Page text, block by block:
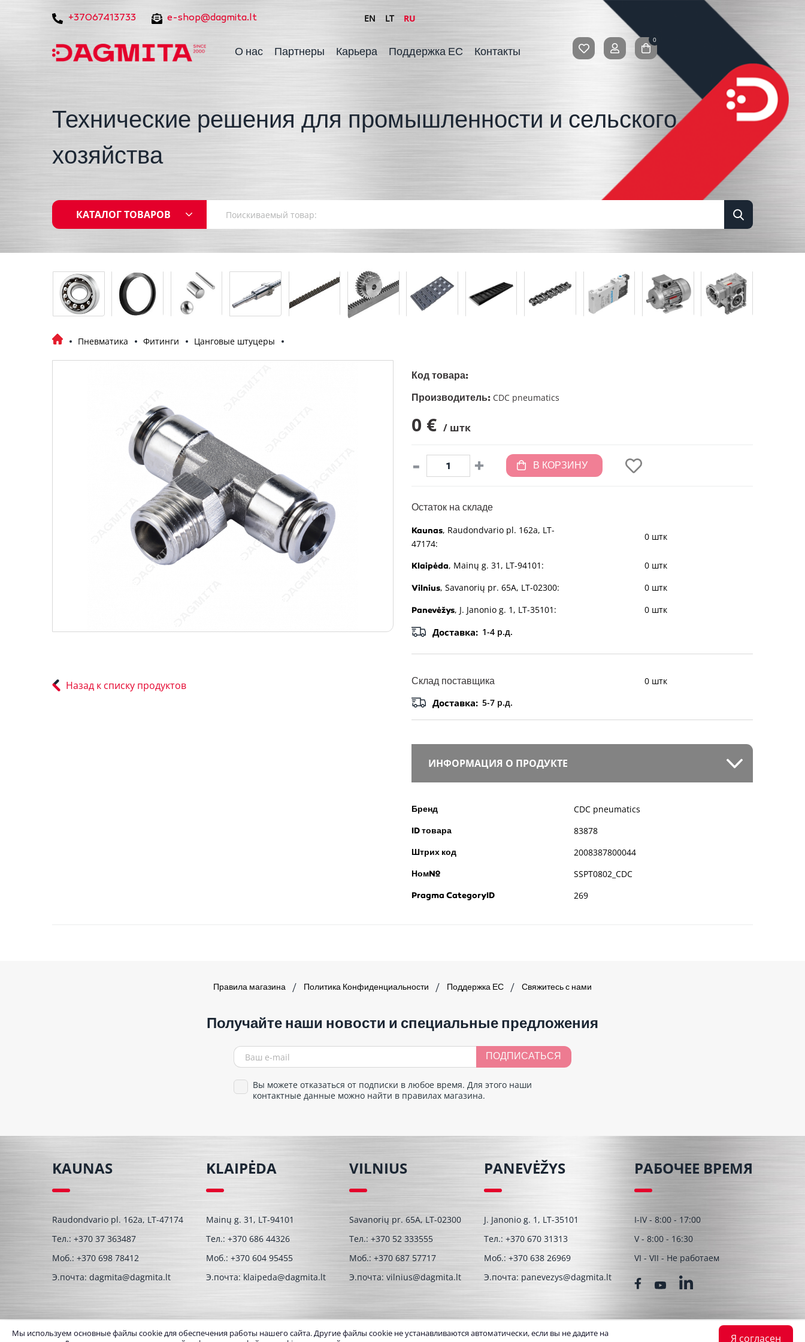
+37067413733 e-shop@dagmita.lt EN LT RU
О нас Партнеры Карьера Поддержка ЕС Контакты
0
Технические решения для промышленности и сельского
хозяйства
КАТАЛОГ ТОВАРОВ
Пневматика Фитинги Цанговые штуцеры
Назад к списку продуктов
Код товара:
Производитель: CDC pneumatics
0 € / штк
- + В КОРЗИНУ
Остаток на складе
Kaunas, Raudondvario pl. 162a, LT-
47174:
0 штк
Klaipėda, Mainų g. 31, LT-94101: 0 штк
Vilnius, Savanorių pr. 65A, LT-02300: 0 штк
Panevėžys, J. Janonio g. 1, LT-35101: 0 штк
Доставка: 1-4 р.д.
Склад поставщика 0 штк
Доставка: 5-7 р.д.
ИНФОРМАЦИЯ О ПРОДУКТЕ
Бренд CDC pneumatics
ID товара 83878
Штрих код 2008387800044
Ном№ SSPT0802_CDC
Pragma CategoryID 269
Правила магазина Политика Конфиденциальности Поддержка ЕС Свяжитесь с нами
Получайте наши новости и специальные предложения
ПОДПИСАТЬСЯ
Вы можете отказаться от подписки в любое время. Для этого наши
контактные данные можно найти в правилах магазина.
KAUNAS
Raudondvario pl. 162a, LT-47174
Тел.: +370 37 363487
Моб.: +370 698 78412
Э.почта: dagmita@dagmita.lt
KLAIPĖDA
Mainų g. 31, LT-94101
Тел.:+370 686 44326
Моб.:+370 604 95455
Э.почта: klaipeda@dagmita.lt
VILNIUS
Savanorių pr. 65A, LT-02300
Тел.: +370 52 333555
Моб.: +370 687 57717
Э.почта: vilnius@dagmita.lt
PANEVĖŽYS
J. Janonio g. 1, LT-35101
Тел.: +370 670 31313
Моб.: +370 638 26969
Э.почта: panevezys@dagmita.lt
РАБОЧЕЕ ВРЕМЯ
I-IV - 8:00 - 17:00
V - 8:00 - 16:30
VI - VII - Hе работаем
© UAB Dagmita 2026. Все права защищены
Мы используем основные файлы cookie для обеспечения работы нашего сайта. Другие файлы cookie не устанавливаются автоматически, если вы не дадите на
Я согласен